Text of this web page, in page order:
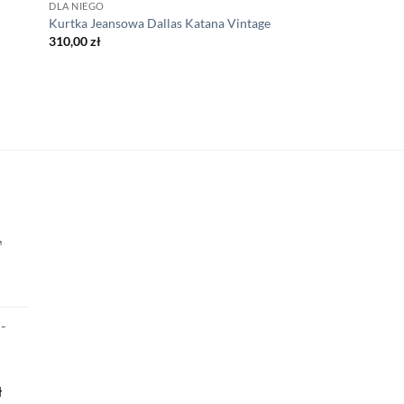
DLA NIEGO
Kurtka Jeansowa Dallas Katana Vintage
310,00zł
zł.
Zakres